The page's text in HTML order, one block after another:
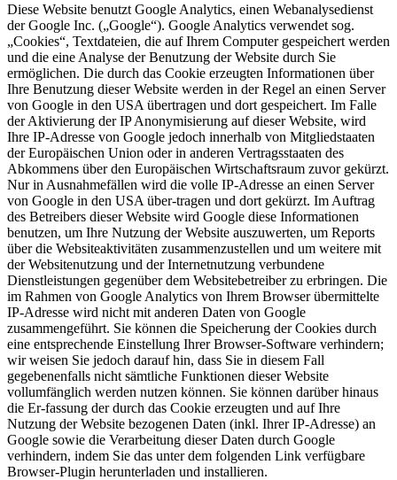
Diese Website benutzt Google Analytics, einen Webanalysedienst
der Google Inc. („Google“). Google Analytics verwendet sog.
„Cookies“, Textdateien, die auf Ihrem Computer gespeichert werden
und die eine Analyse der Benutzung der Website durch Sie
ermöglichen. Die durch das Cookie erzeugten Informationen über
Ihre Benutzung dieser Website werden in der Regel an einen Server
von Google in den USA übertragen und dort gespeichert. Im Falle
der Aktivierung der IP Anonymisierung auf dieser Website, wird
Ihre IP-Adresse von Google jedoch innerhalb von Mitgliedstaaten
der Europäischen Union oder in anderen Vertragsstaaten des
Abkommens über den Europäischen Wirtschaftsraum zuvor gekürzt.
Nur in Ausnahmefällen wird die volle IP-Adresse an einen Server
von Google in den USA über-tragen und dort gekürzt. Im Auftrag
des Betreibers dieser Website wird Google diese Informationen
benutzen, um Ihre Nutzung der Website auszuwerten, um Reports
über die Websiteaktivitäten zusammenzustellen und um weitere mit
der Websitenutzung und der Internetnutzung verbundene
Dienstleistungen gegenüber dem Websitebetreiber zu erbringen. Die
im Rahmen von Google Analytics von Ihrem Browser übermittelte
IP-Adresse wird nicht mit anderen Daten von Google
zusammengeführt. Sie können die Speicherung der Cookies durch
eine entsprechende Einstellung Ihrer Browser-Software verhindern;
wir weisen Sie jedoch darauf hin, dass Sie in diesem Fall
gegebenenfalls nicht sämtliche Funktionen dieser Website
vollumfänglich werden nutzen können. Sie können darüber hinaus
die Er-fassung der durch das Cookie erzeugten und auf Ihre
Nutzung der Website bezogenen Daten (inkl. Ihrer IP-Adresse) an
Google sowie die Verarbeitung dieser Daten durch Google
verhindern, indem Sie das unter dem folgenden Link verfügbare
Browser-Plugin herunterladen und installieren.